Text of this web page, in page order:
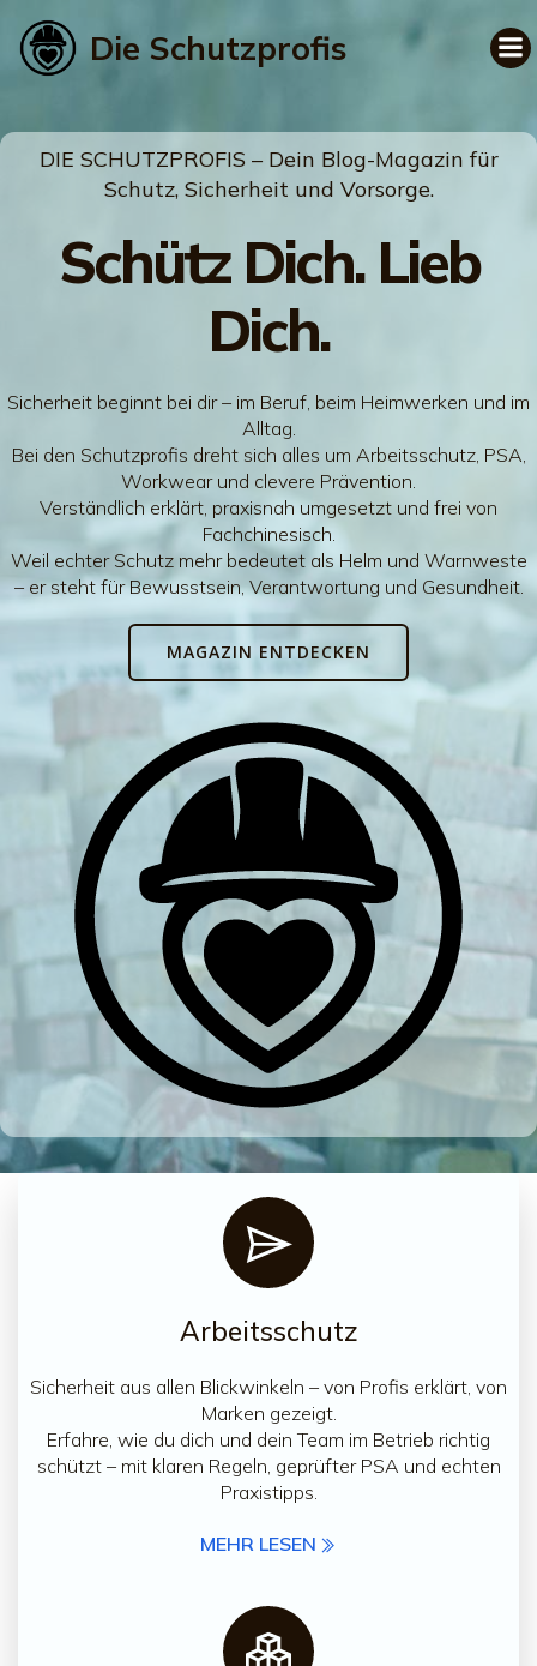
Die Schutzprofis
DIE SCHUTZPROFIS – Dein Blog-Magazin für
Schutz, Sicherheit und Vorsorge.
Schütz Dich. Lieb
Dich.
Sicherheit beginnt bei dir – im Beruf, beim Heimwerken und im
Alltag.
Bei den Schutzprofis dreht sich alles um Arbeitsschutz, PSA,
Workwear und clevere Prävention.
Verständlich erklärt, praxisnah umgesetzt und frei von
Fachchinesisch.
Weil echter Schutz mehr bedeutet als Helm und Warnweste
– er steht für Bewusstsein, Verantwortung und Gesundheit.
MAGAZIN ENTDECKEN
Arbeitsschutz
Sicherheit aus allen Blickwinkeln – von Profis erklärt, von
Marken gezeigt.
Erfahre, wie du dich und dein Team im Betrieb richtig
schützt – mit klaren Regeln, geprüfter PSA und echten
Praxistipps.
MEHR LESEN